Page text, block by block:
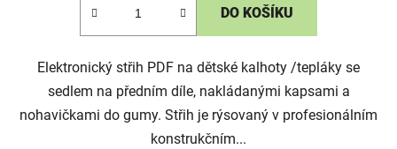
DO KOŠÍKU
Elektronický střih PDF na dětské kalhoty /tepláky se
sedlem na předním díle, nakládanými kapsami a
nohavičkami do gumy. Střih je rýsovaný v profesionálním
konstrukčním...